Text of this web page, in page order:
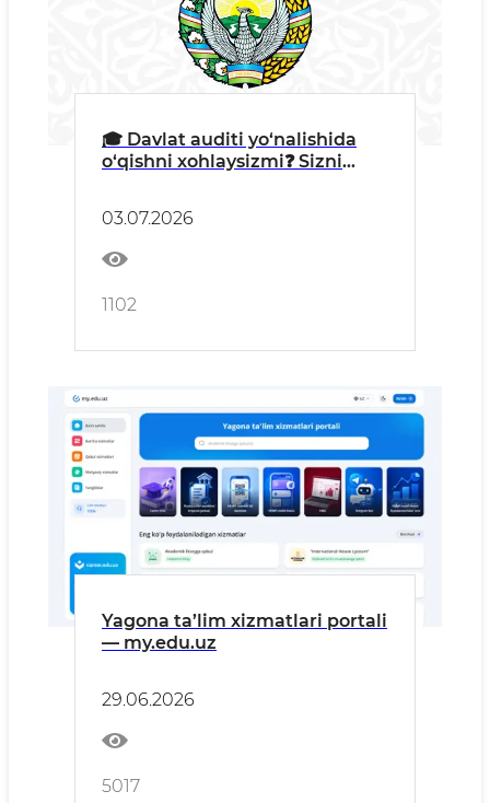
🎓 Davlat auditi yo‘nalishida
o‘qishni xohlaysizmi❓ Sizni
03.07.2026
1102
Yagona ta’lim xizmatlari portali
— my.edu.uz
29.06.2026
5017